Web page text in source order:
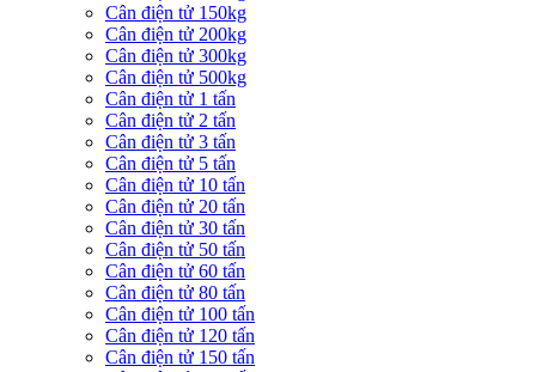
Cân điện tử 150kg
Cân điện tử 200kg
Cân điện tử 300kg
Cân điện tử 500kg
Cân điện tử 1 tấn
Cân điện tử 2 tấn
Cân điện tử 3 tấn
Cân điện tử 5 tấn
Cân điện tử 10 tấn
Cân điện tử 20 tấn
Cân điện tử 30 tấn
Cân điện tử 50 tấn
Cân điện tử 60 tấn
Cân điện tử 80 tấn
Cân điện tử 100 tấn
Cân điện tử 120 tấn
Cân điện tử 150 tấn